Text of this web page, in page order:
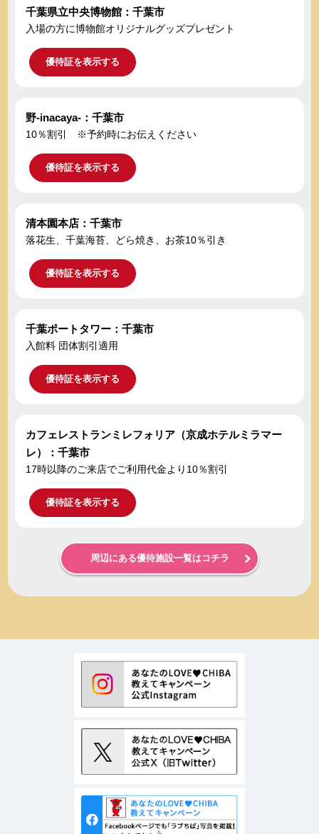
千葉県立中央博物館：千葉市
入場の方に博物館オリジナルグッズプレゼント
優待証を表示する
野-inacaya-：千葉市
10％割引 ※予約時にお伝えください
優待証を表示する
清本園本店：千葉市
落花生、千葉海苔、どら焼き、お茶10％引き
優待証を表示する
千葉ポートタワー：千葉市
入館料 団体割引適用
優待証を表示する
カフェレストランミレフォリア（京成ホテルミラマー
レ）：千葉市
17時以降のご来店でご利用代金より10％割引
優待証を表示する
周辺にある優待施設一覧はコチラ